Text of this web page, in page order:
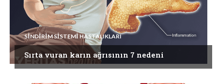
SINDIRIM SISTEMI HASTALIKLARI
Sırta vuran karın ağrısının 7 nedeni